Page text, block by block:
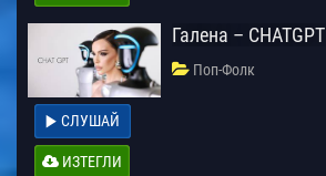
Галена – CHATGPT
Поп-Фолк
СЛУШАЙ
ИЗТЕГЛИ